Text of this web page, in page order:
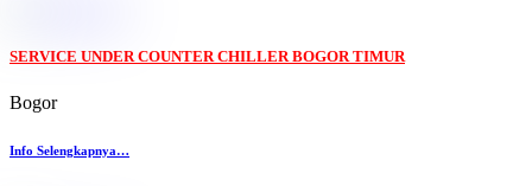
SERVICE UNDER COUNTER CHILLER BOGOR TIMUR
Bogor
Info Selengkapnya…